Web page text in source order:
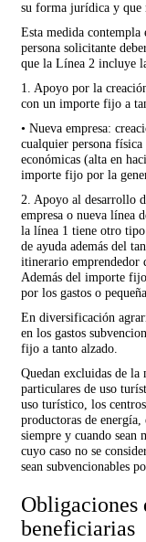
su forma jurídica y que
Esta medida
persona solicitante
que la Línea 2 incluye
1. Apoyo por la
con un importe fijo a
• Nueva empresa:
cualquier persona
económicas (alta en
importe fijo por la
2. Apoyo al desarrollo
empresa o nueva línea
la línea 1 tiene otro tipo
de ayuda además del
itinerario emprendedor
Además del importe
por los gastos o
En diversificación
en los gastos
fijo a tanto alzado.
Quedan excluidas de
particulares de uso
uso turístico, los
productoras de energía,
siempre y cuando sean
cuyo caso no se
sean subvencionables
Obligaciones
beneficiarias